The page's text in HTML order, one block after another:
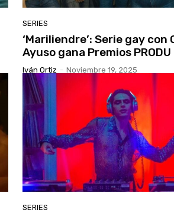
SERIES
‘Mariliendre’: Serie gay con
Ayuso gana Premios PRODU
Iván Ortiz - Noviembre 19, 2025
SERIES